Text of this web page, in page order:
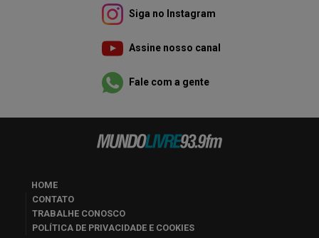
Siga no Instagram
Assine nosso canal
Fale com a gente
HOME
CONTATO
TRABALHE CONOSCO
POLÍTICA DE PRIVACIDADE E COOKIES